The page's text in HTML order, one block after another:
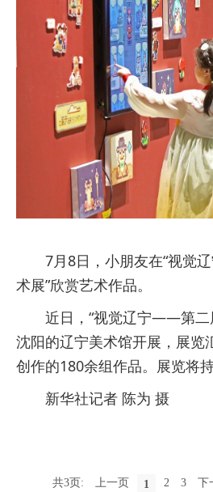
7月8日，小朋友在“视觉
术展”欣赏艺术作品。
近日，“视觉辽宁——第二
沈阳的辽宁美术馆开展，展览
创作的180余组作品。展览将
新华社记者 陈为 摄
共3页: 上一页 1 2 3 下